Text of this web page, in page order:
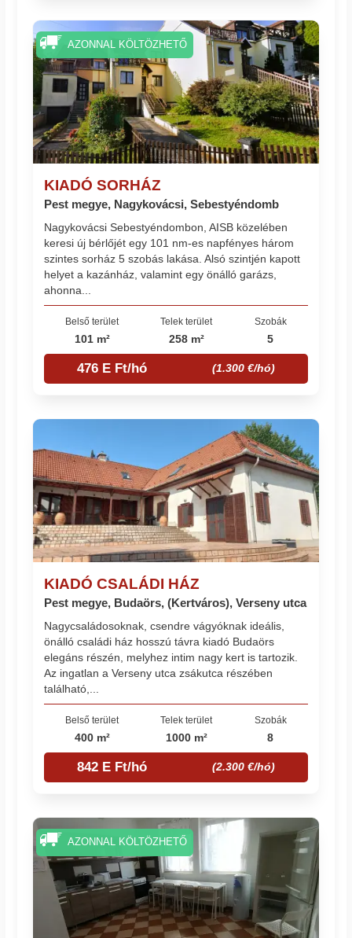
KIADÓ SORHÁZ
Pest megye, Nagykovácsi, Sebestyéndomb
Nagykovácsi Sebestyéndombon, AISB közelében
keresi új bérlőjét egy 101 nm-es napfényes három
szintes sorház 5 szobás lakása. Alsó szintjén kapott
helyet a kazánház, valamint egy önálló garázs,
ahonna...
Belső terület
101 m²
Telek terület
258 m²
Szobák
5
476 E Ft/hó (1.300 €/hó)
AZONNAL KÖLTÖZHETŐ
KIADÓ CSALÁDI HÁZ
Pest megye, Budaörs, (Kertváros), Verseny utca
Nagycsaládosoknak, csendre vágyóknak ideális,
önálló családi ház hosszú távra kiadó Budaörs
elegáns részén, melyhez intim nagy kert is tartozik.
Az ingatlan a Verseny utca zsákutca részében
található,...
Belső terület
400 m²
Telek terület
1000 m²
Szobák
8
842 E Ft/hó (2.300 €/hó)
AZONNAL KÖLTÖZHETŐ